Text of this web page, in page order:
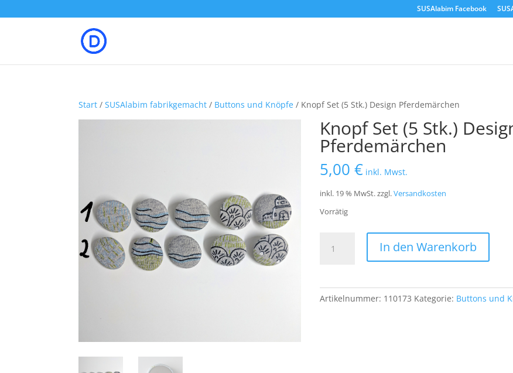
SUSAlabim Facebook
Start /SUSAlabim fabrikgemacht / Buttons und Knöpfe / Knopf Set (5 Stk.) Design Pferdemärchen
Knopf Set (5 Stk.)
Pferdemärchen
5,00€ inkl. Mwst.
inkl. 19 % MwSt.zzgl.Versandkosten
Vorrätig
Design
In den Warenkorb
Artikelnummer: 110173 Kategorie: Buttons und